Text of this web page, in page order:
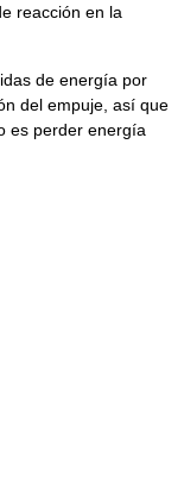
reacción en la
de energía por
del empuje, así que
es perder energía